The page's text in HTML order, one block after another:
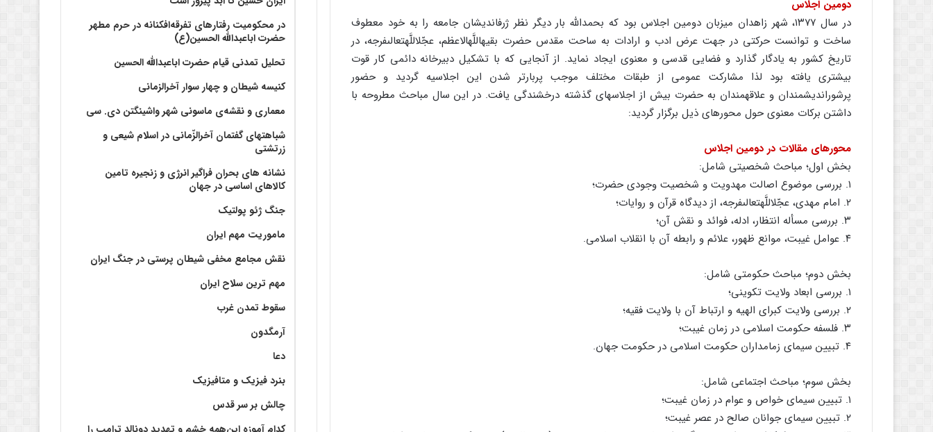
دومین اجلاس
در سال ۱۳۷۷، شهر زاهدان میزبان دومین اجلاس بود که بحمداللَّه بار دیگر نظر ژرف‏اندیشان جامعه را به خود معطوف
ساخت و توانست حرکتى در جهت عرض ادب و ارادات به ساحت مقدس حضرت بقیهاللَّه‏الاعظم، عجّل‏اللَّه‏تعالى‏فرجه، در
تاریخ کشور به یادگار گذارد و فضایى قدسى و معنوى ایجاد نماید. از آنجایى که با تشکیل دبیرخانه دائمى کار قوت
بیشترى یافته بود لذا مشارکت عمومى از طبقات مختلف موجب پربارتر شدن این اجلاسیه گردید و حضور
پرشوراندیشمندان و علاقه‏مندان به حضرت بیش از اجلاسهاى گذشته درخشندگى یافت. در این سال مباحث مطروحه با
داشتن برکات معنوى حول محورهاى ذیل برگزار گردید:
محورهاى مقالات در دومین اجلاس
بخش اول؛ مباحث شخصیتى شامل:
۱. بررسى موضوع اصالت مهدویت و شخصیت وجودى حضرت؛
۲. امام مهدى، عجّل‏اللَّه‏تعالى‏فرجه، از دیدگاه قرآن و روایات؛
۳. بررسى مسأله انتظار، ادله، فوائد و نقش آن؛
۴. عوامل غیبت، موانع ظهور، علائم و رابطه آن با انقلاب اسلامى.
بخش دوم؛ مباحث حکومتى شامل:
۱. بررسى ابعاد ولایت تکوینى؛
۲. بررسى ولایت کبراى الهیه و ارتباط آن با ولایت فقیه؛
۳. فلسفه حکومت اسلامى در زمان غیبت؛
۴. تبیین سیماى زمامداران حکومت اسلامى در حکومت جهان.
بخش سوم؛ مباحث اجتماعى شامل:
۱. تبیین سیماى خواص و عوام در زمان غیبت؛
۲. تبیین سیماى جوانان صالح در عصر غیبت؛
در محکومیت رفتارهای تفرقه‌افکنانه در حرم مطهر
حضرت اباعبدالله الحسین(ع)
تحلیل تمدنی قیام حضرت اباعبدالله الحسین
کنیسه شیطان و چهار سوار آخرالزمانی
معماری و نقشه‌ی ماسونی شهر واشينگتن دی. سی
شباهتهای گفتمان آخر‌الزّمانی در اسلام شیعی و
زرتشتی
نشانه های بحران فراگیر انرژی و زنجیره تامین
کالاهای اساسی در جهان
جنگ ژئو پولتیک
ماموریت مهم ایران
نقش مجامع مخفی شیطان پرستی در جنگ ایران
مهم ترین سلاح ایران
سقوط تمدن غرب
آرمگدون
دعا
بنرد فیزیک و متافیزیک
چالش بر سر قدس